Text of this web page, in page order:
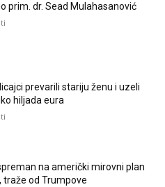
prim. dr. Sead Mulahasanović
prevarili stariju ženu i uzeli
hiljada eura
na američki mirovni plan
traže od Trumpove